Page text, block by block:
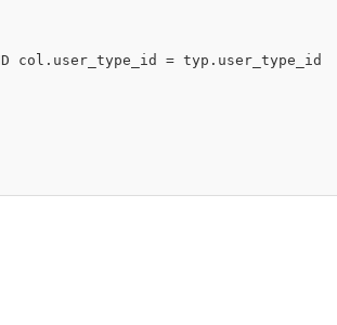
col.user_type_id = typ.user_type_id